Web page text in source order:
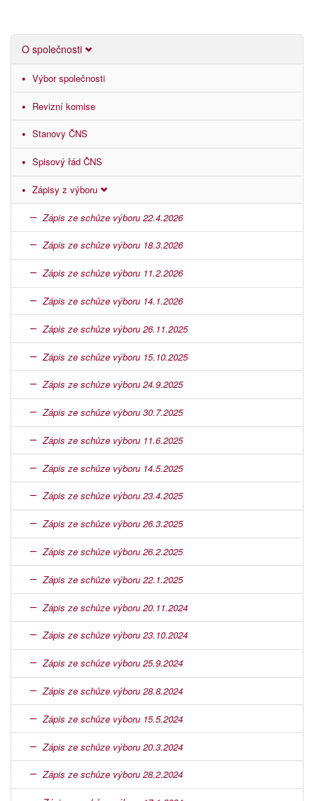
O společnosti
Výbor společnosti
Revizní komise
Stanovy ČNS
Spisový řád ČNS
Zápisy z výboru
Zápis ze schůze výboru 22.4.2026
Zápis ze schůze výboru 18.3.2026
Zápis ze schůze výboru 11.2.2026
Zápis ze schůze výboru 14.1.2026
Zápis ze schůze výboru 26.11.2025
Zápis ze schůze výboru 15.10.2025
Zápis ze schůze výboru 24.9.2025
Zápis ze schůze výboru 30.7.2025
Zápis ze schůze výboru 11.6.2025
Zápis ze schůze výboru 14.5.2025
Zápis ze schůze výboru 23.4.2025
Zápis ze schůze výboru 26.3.2025
Zápis ze schůze výboru 26.2.2025
Zápis ze schůze výboru 22.1.2025
Zápis ze schůze výboru 20.11.2024
Zápis ze schůze výboru 23.10.2024
Zápis ze schůze výboru 25.9.2024
Zápis ze schůze výboru 28.8.2024
Zápis ze schůze výboru 15.5.2024
Zápis ze schůze výboru 20.3.2024
Zápis ze schůze výboru 28.2.2024